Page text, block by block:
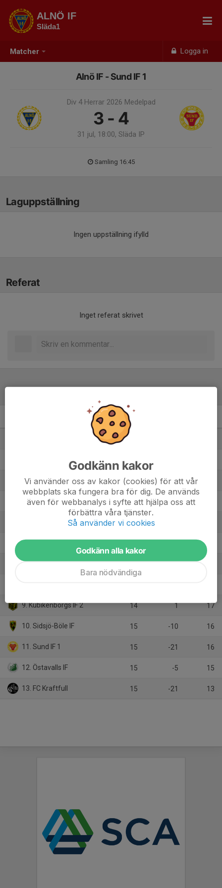
Matcher Logga in
ALNÖ IF
Släda1
Alnö IF - Sund IF 1
Div 4 Herrar 2026 Medelpad
3 - 4
31 jul, 18:00, Släda IP
Samling 16:45
Laguppställning
Ingen uppställning ifylld
Referat
Inget referat skrivet
Div 4 Herrar 2026 Medelpad
2. Selånger SK 2 15
3. IFK Sundsvall 15 9
4. Kungsnäs FC 15 8
14
6. GIF Sundsvall 2
7. Kovlands IF Herr 15 -1
9. Kubikenborgs IF 2 14 1 17
10. Sidsjö-Böle IF 15 -10 16
11. Sund IF 1 15 -21 16
12. Östavalls IF 15 -5 15
13. FC Kraftfull 15 -21 13
Godkänn kakor
Vi använder oss av kakor (cookies) för att vår
webbplats ska fungera bra för dig. De används
även för webbanalys i syfte att hjälpa oss att
förbättra våra tjänster.
Så använder vi cookies
Godkänn alla kakor
Bara nödvändiga